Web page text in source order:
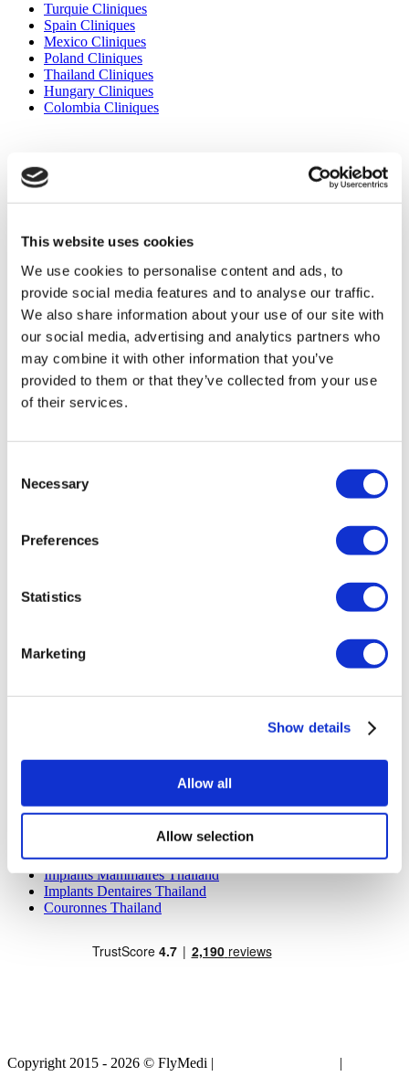
This website uses cookies
We use cookies to personalise content and ads, to
provide social media features and to analyse our traffic.
We also share information about your use of our site with
our social media, advertising and analytics partners who
may combine it with other information that you’ve
provided to them or that they’ve collected from your use
of their services.
Selection
Necessary
Preferences
Statistics
Marketing
Show details
Allow all
Allow selection
Turquie Cliniques
Spain Cliniques
Mexico Cliniques
Poland Cliniques
Thailand Cliniques
Hungary Cliniques
Colombia Cliniques
Sleeve Gastrique Turquie
Rhinoplastie Turquie
Implants Mammaires Turquie
Gynécomastie Turquie
Implants Dentaires Turquie
Facettes Turquie
Couronnes Turquie
Liposuccion Turquie
Chirurgie bariatrique Turquie
Chirurgie De Bypass Gastrique Turquie
Dentisterie Turquie
Brazilian Butt Lift Turquie
Greffe De Cheveux Turquie
Chirurgie plastique Turquie
Cliniques Populaires
Istanbul European Clinic
YeahSmile
Dr. Implant Dentist
Kamol Cosmetic Hospital
Traitements Populaires en Thailand
Rhinoplastie Thailand
Facettes Thailand
Implants Mammaires Thailand
Implants Dentaires Thailand
Couronnes Thailand
Copyright 2015 - 2026 © FlyMedi |